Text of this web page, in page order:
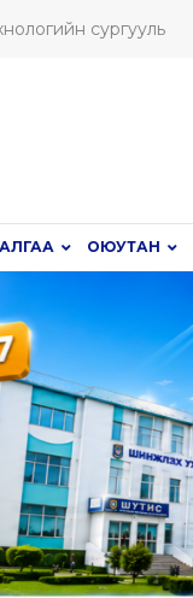
сургууль
ОЮУТАН